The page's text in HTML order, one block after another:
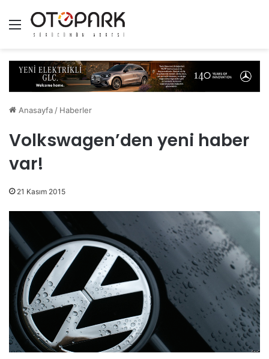
Menü
Anasayfa / Haberler
Volkswagen’den yeni haber
var!
21 Kasım 2015